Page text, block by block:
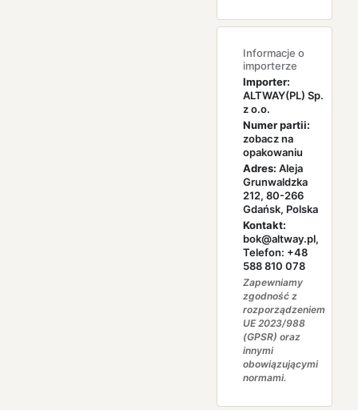
Informacje o
importerze
Importer:
ALTWAY(PL) Sp.
z o.o.
Numer partii:
zobacz na
opakowaniu
Adres: Aleja
Grunwaldzka
212, 80-266
Gdańsk, Polska
Kontakt:
bok@altway.pl,
Telefon: +48
588 810 078
Zapewniamy
zgodność z
rozporządzeniem
UE 2023/988
(GPSR) oraz
innymi
obowiązującymi
normami.